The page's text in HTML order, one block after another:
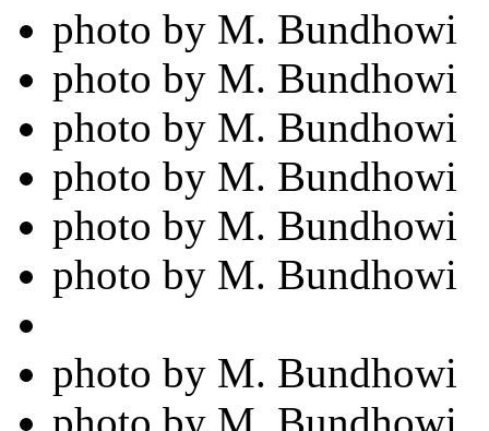
photo by M. Bundhowi
photo by M. Bundhowi
photo by M. Bundhowi
photo by M. Bundhowi
photo by M. Bundhowi
photo by M. Bundhowi
photo by M. Bundhowi